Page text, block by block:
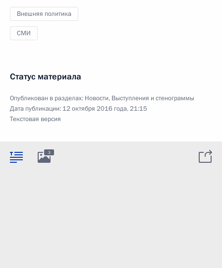
Внешняя политика
СМИ
Статус материала
Опубликован в разделах: Новости, Выступления и стенограммы
Дата публикации: 12 октября 2016 года, 21:15
Текстовая версия
3